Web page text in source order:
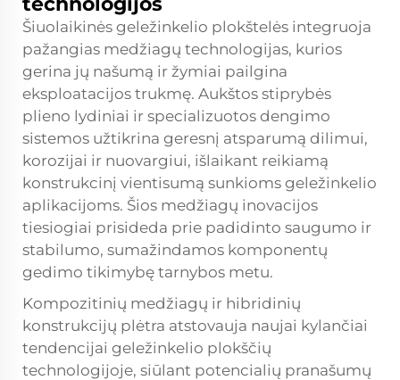
Šiuolaikinės geležinkelio plokštelės integruoja
pažangias medžiagų technologijas, kurios
gerina jų našumą ir žymiai pailgina
eksploatacijos trukmę. Aukštos stiprybės
plieno lydiniai ir specializuotos dengimo
sistemos užtikrina geresnį atsparumą dilimui,
korozijai ir nuovargiui, išlaikant reikiamą
konstrukcinį vientisumą sunkioms geležinkelio
aplikacijoms. Šios medžiagų inovacijos
tiesiogiai prisideda prie padidinto saugumo ir
stabilumo, sumažindamos komponentų
gedimo tikimybę tarnybos metu.
Kompozitinių medžiagų ir hibridinių
konstrukcijų plėtra atstovauja naujai kylančiai
tendencijai geležinkelio plokščių
technologijoje, siūlant potencialių pranašumų